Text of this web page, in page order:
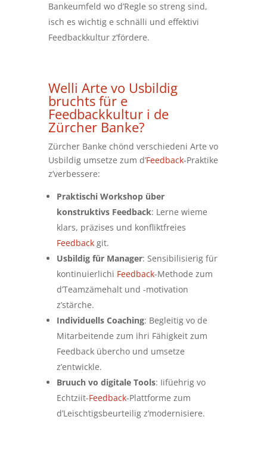
Bankeumfeld wo d’Regle so streng sind,
isch es wichtig e schnälli und effektivi
Feedbackkultur z’fördere.
Welli Arte vo Usbildig
bruchts für e
Feedbackkultur i de
Zürcher Banke?
Zürcher Banke chönd verschiedeni Arte vo
Usbildig umsetze zum d’Feedback-Praktike
z’verbessere:
Praktischi Workshop über
konstruktivs Feedback: Lerne wieme
klars, präzises und konfliktfreies
Feedbackgit.
Usbildig für Manager: Sensibilisierig für
kontinuierlichi Feedback-Methode zum
d’Teamzämehalt und -motivation
z’stärche.
Individuells Coaching: Begleitig vo de
Mitarbeitende zum ihri Fähigkeit zum
Feedback übercho und umsetze
z’entwickle.
Bruuch vo digitale Tools: Iifüehrig vo
Echtziit-Feedback-Plattforme zum
d’Leischtigsbeurteilig z’modernisiere.